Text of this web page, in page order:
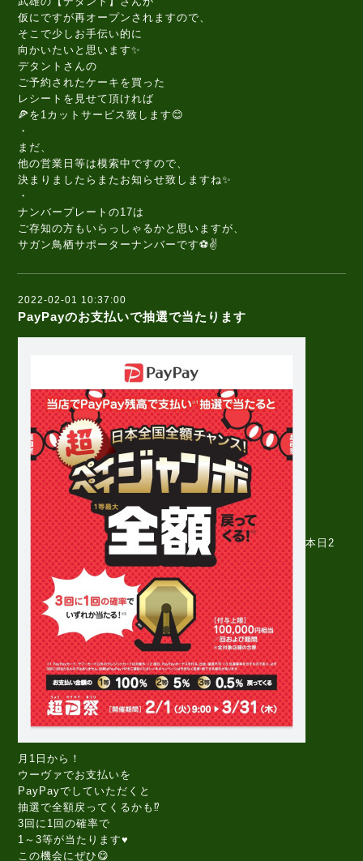
仮にですが再オープンされますので、
そこで少しお手伝い的に
向かいたいと思います✨
デタントさんの
ご予約されたケーキを買った
レシートを見せて頂ければ
🍕を1カットサービス致します😊
・
まだ、
他の営業日等は模索中ですので、
決まりましたらまたお知らせ致しますね✨
・
ナンバープレートの17は
ご存知の方もいらっしゃるかと思いますが、
サガン鳥栖サポーターナンバーです⚽✌️
2022-02-01 10:37:00
PayPayのお支払いで抽選で当たります
本日2
月1日から！
ウーヴァでお支払いを
PayPayでしていただくと
抽選で全額戻ってくるかも⁉️
3回に1回の確率で
1～3等が当たります♥️
この機会にぜひ😋